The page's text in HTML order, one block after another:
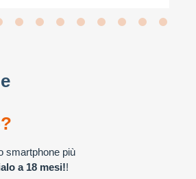
smartphone più
a 18 mesi!!